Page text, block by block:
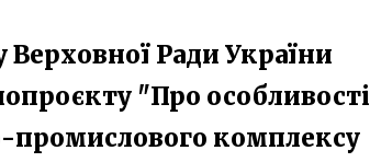
Ради України
"Про особливості
комплексу